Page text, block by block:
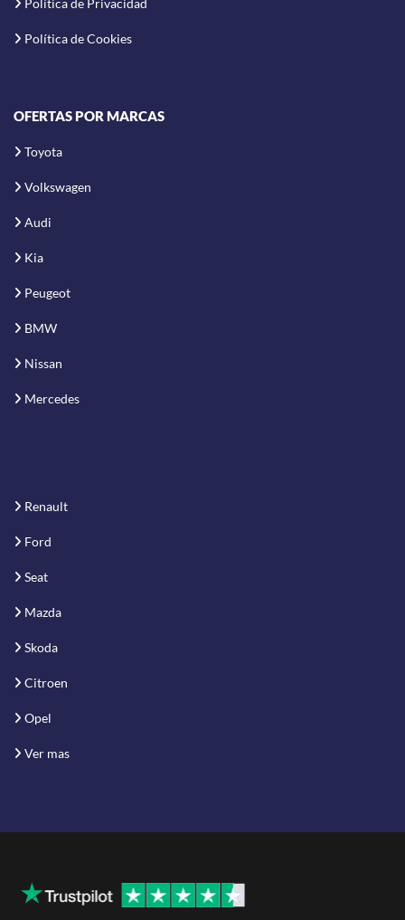
Política de Privacidad
Política de Cookies
OFERTAS POR MARCAS
Toyota
Volkswagen
Audi
Kia
Peugeot
BMW
Nissan
Mercedes
Renault
Ford
Seat
Mazda
Skoda
Citroen
Opel
Ver mas